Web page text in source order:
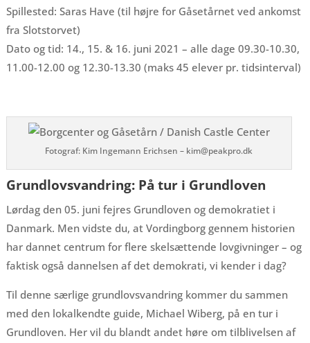
Spillested: Saras Have (til højre for Gåsetårnet ved ankomst
fra Slotstorvet)
Dato og tid: 14., 15. & 16. juni 2021 – alle dage 09.30-10.30,
11.00-12.00 og 12.30-13.30 (maks 45 elever pr. tidsinterval)
Fotograf: Kim Ingemann Erichsen – kim@peakpro.dk
Grundlovsvandring: På tur i Grundloven
Lørdag den 05. juni fejres Grundloven og demokratiet i
Danmark. Men vidste du, at Vordingborg gennem historien
har dannet centrum for flere skelsættende lovgivninger – og
faktisk også dannelsen af det demokrati, vi kender i dag?
Til denne særlige grundlovsvandring kommer du sammen
med den lokalkendte guide, Michael Wiberg, på en tur i
Grundloven. Her vil du blandt andet høre om tilblivelsen af